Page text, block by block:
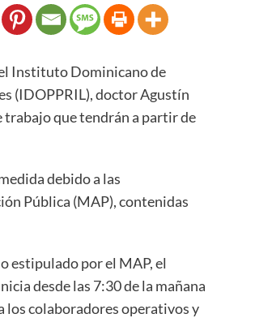
Instituto Dominicano de
(IDOPPRIL), doctor Agustín
trabajo que tendrán a partir de
debido a las
Pública (MAP), contenidas
estipulado por el MAP, el
desde las 7:30 de la mañana
los colaboradores operativos y